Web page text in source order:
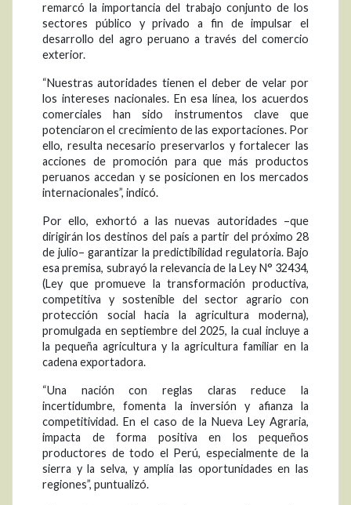
remarcó la importancia del trabajo conjunto de los
sectores público y privado a fin de impulsar el
desarrollo del agro peruano a través del comercio
exterior.
“Nuestras autoridades tienen el deber de velar por
los intereses nacionales. En esa línea, los acuerdos
comerciales han sido instrumentos clave que
potenciaron el crecimiento de las exportaciones. Por
ello, resulta necesario preservarlos y fortalecer las
acciones de promoción para que más productos
peruanos accedan y se posicionen en los mercados
internacionales”, indicó.
Por ello, exhortó a las nuevas autoridades –que
dirigirán los destinos del país a partir del próximo 28
de julio– garantizar la predictibilidad regulatoria. Bajo
esa premisa, subrayó la relevancia de la Ley N° 32434,
(Ley que promueve la transformación productiva,
competitiva y sostenible del sector agrario con
protección social hacia la agricultura moderna),
promulgada en septiembre del 2025, la cual incluye a
la pequeña agricultura y la agricultura familiar en la
cadena exportadora.
“Una nación con reglas claras reduce la
incertidumbre, fomenta la inversión y afianza la
competitividad. En el caso de la Nueva Ley Agraria,
impacta de forma positiva en los pequeños
productores de todo el Perú, especialmente de la
sierra y la selva, y amplía las oportunidades en las
regiones”, puntualizó.